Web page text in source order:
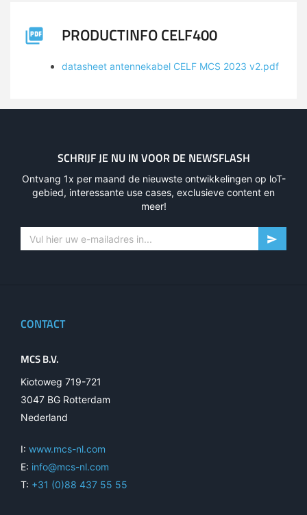
PRODUCTINFO CELF400
datasheet antennekabel CELF MCS 2023 v2.pdf
SCHRIJF JE NU IN VOOR DE NEWSFLASH
Ontvang 1x per maand de nieuwste ontwikkelingen op loT-
gebied, interessante use cases, exclusieve content en
meer!
CONTACT
MCS B.V.
Kiotoweg 719-721
3047 BG Rotterdam
Nederland
I: www.mcs-nl.com
E: info@mcs-nl.com
T: +31 (0)88 437 55 55